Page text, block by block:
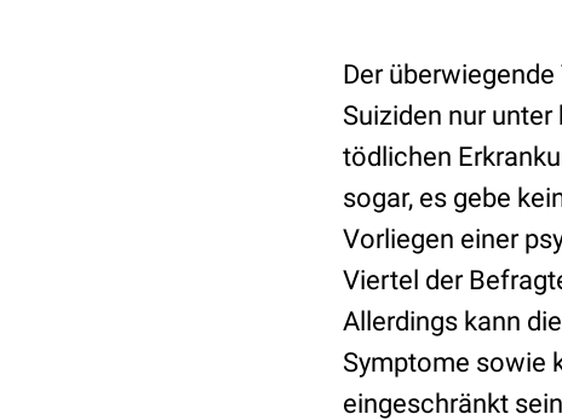
Der
Suiziden nur
tödlichen
sogar, es gebe
Vorliegen einer
Viertel der
Allerdings kann
Symptome sowie
eingeschränkt